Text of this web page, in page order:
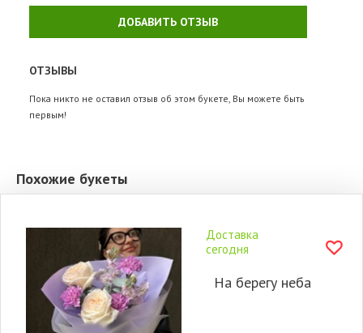
ДОБАВИТЬ ОТЗЫВ
ОТЗЫВЫ
Пока никто не оставил отзыв об этом букете, Вы можете быть
первым!
Похожие букеты
Доставка
сегодня
На берегу неба